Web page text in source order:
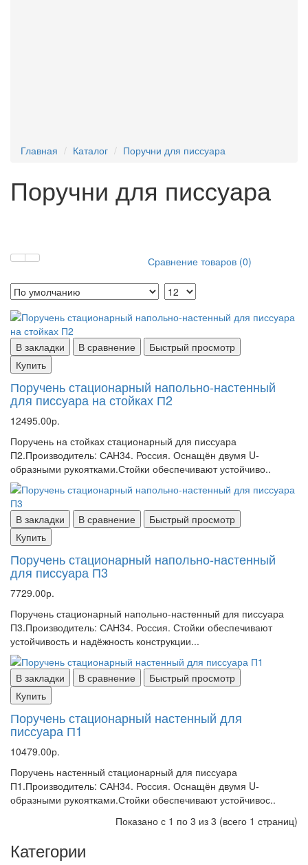
Главная Каталог Поручни для писсуара
Поручни для писсуара
Сравнение товаров (0)
В закладки В сравнение
Быстрый просмотр
Купить
Поручень стационарный напольно-настенный
для писсуара на стойках П2
12495.00р.
Поручень на стойках стационарный для писсуара
П2.Производитель: САН34. Россия. Оснащён двумя U-
образными рукоятками.Стойки обеспечивают устойчиво..
В закладки В сравнение
Быстрый просмотр
Купить
Поручень стационарный напольно-настенный
для писсуара П3
7729.00р.
Поручень стационарный напольно-настенный для писсуара
П3.Производитель: САН34. Россия. Стойки обеспечивают
устойчивость и надёжность конструкции...
В закладки В сравнение
Быстрый просмотр
Купить
Поручень стационарный настенный для
писсуара П1
10479.00р.
Поручень настенный стационарный для писсуара
П1.Производитель: САН34. Россия. Оснащён двумя U-
образными рукоятками.Стойки обеспечивают устойчивос..
Показано с 1 по 3 из 3 (всего 1 страниц)
Категории